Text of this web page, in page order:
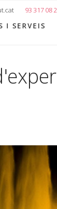
93 317 08
I SERVEIS